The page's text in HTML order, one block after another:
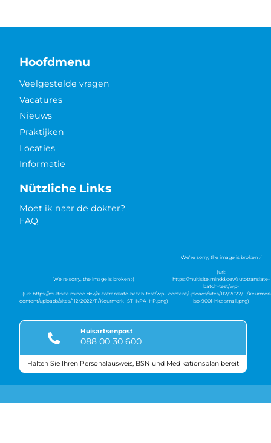
Hoofdmenu
Veelgestelde vragen
Vacatures
Nieuws
Praktijken
Locaties
Informatie
Nützliche Links
Moet ik naar de dokter?
FAQ
Huisartsenpost
088 00 30 600
Halten Sie Ihren Personalausweis, BSN und Medikationsplan bereit